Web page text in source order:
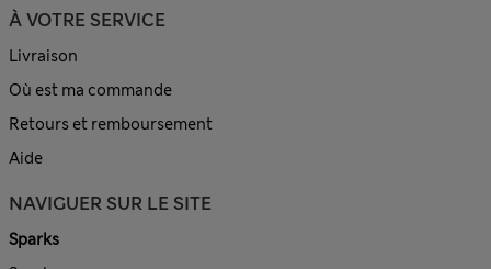
À VOTRE SERVICE
Livraison
Où est ma commande
Retours et remboursement
Aide
NAVIGUER SUR LE SITE
Sparks